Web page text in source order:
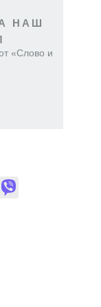
НАШ
«Слово и